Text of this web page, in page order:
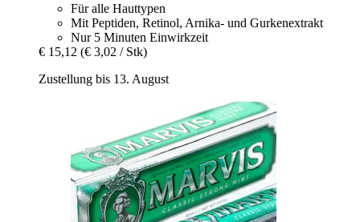
Für alle Hauttypen
Mit Peptiden, Retinol, Arnika- und Gurkenextrakt
Nur 5 Minuten Einwirkzeit
€ 15,12 (€ 3,02 / Stk)
Zustellung bis 13. August